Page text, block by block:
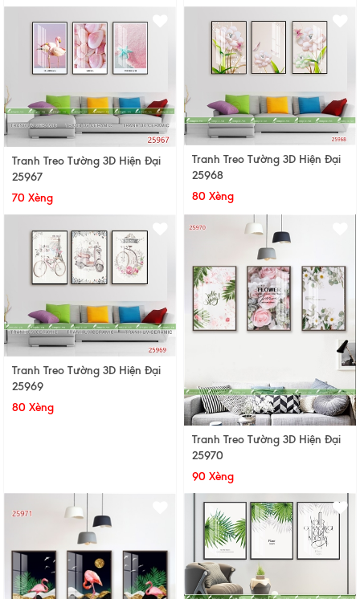
Tranh Treo Tường 3D Hiện Đại
25967
70 Xèng
Tranh Treo Tường 3D Hiện Đại
25968
80 Xèng
Tranh Treo Tường 3D Hiện Đại
25969
80 Xèng
Tranh Treo Tường 3D Hiện Đại
25970
90 Xèng